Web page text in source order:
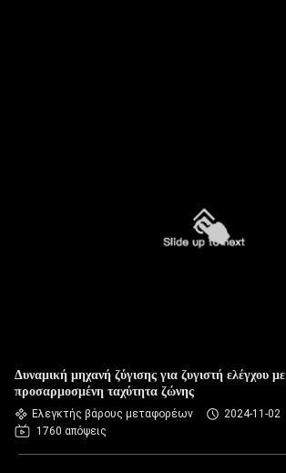
Δυναμική μηχανή ζύγισης για ζυγιστή ελέγχου με
προσαρμοσμένη ταχύτητα ζώνης
Ελεγκτής βάρους μεταφορέων
2024-11-02
1760 απόψεις